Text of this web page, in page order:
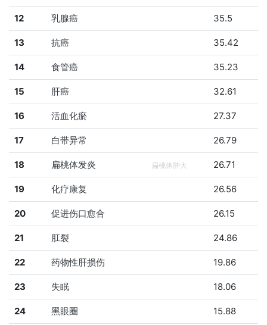
12 乳腺癌 35.5
13 抗癌 35.42
14 食管癌 35.23
15 肝癌 32.61
16 活血化瘀 27.37
17 白带异常 26.79
18 扁桃体发炎 扁桃体肿大 26.71
19 化疗康复 26.56
20 促进伤口愈合 26.15
21 肛裂 24.86
22 药物性肝损伤 19.86
23 失眠 18.06
24 黑眼圈 15.88